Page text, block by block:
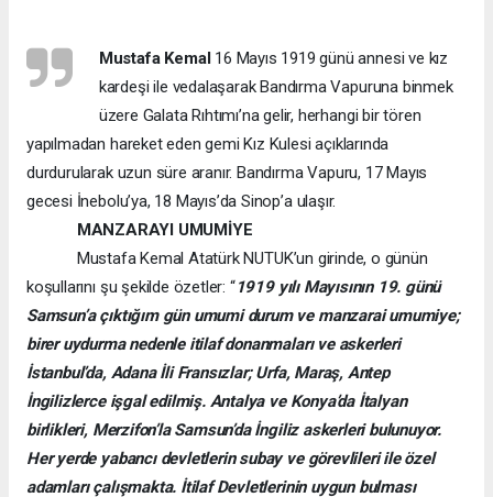
Mustafa Kemal16 Mayıs 1919 günü annesi ve kız
kardeşi ile vedalaşarak Bandırma Vapuruna binmek
üzere Galata Rıhtımı’na gelir, herhangi bir tören
yapılmadan hareket eden gemi Kız Kulesi açıklarında
durdurularak uzun süre aranır. Bandırma Vapuru, 17 Mayıs
gecesi İnebolu’ya, 18 Mayıs’da Sinop’a ulaşır.
MANZARAYI UMUMİYE
Mustafa Kemal Atatürk NUTUK’un girinde, o günün
koşullarını şu şekilde özetler: “1919 yılı Mayısının 19. günü
Samsun’a çıktığım gün umumi durum ve manzarai umumiye;
birer uydurma nedenle itilaf donanmaları ve askerleri
İstanbul’da, Adana İli Fransızlar; Urfa, Maraş, Antep
İngilizlerce işgal edilmiş. Antalya ve Konya’da İtalyan
birlikleri, Merzifon’la Samsun’da İngiliz askerleri bulunuyor.
Her yerde yabancı devletlerin subay ve görevlileri ile özel
adamları çalışmakta. İtilaf Devletlerinin uygun bulması